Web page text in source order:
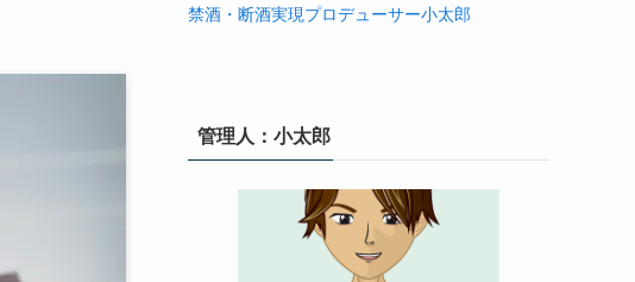
禁酒・断酒実現プロデューサー小太郎
管理人：小太郎